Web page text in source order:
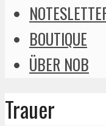
BOUTIQUE
ÜBER NOB
Trauer